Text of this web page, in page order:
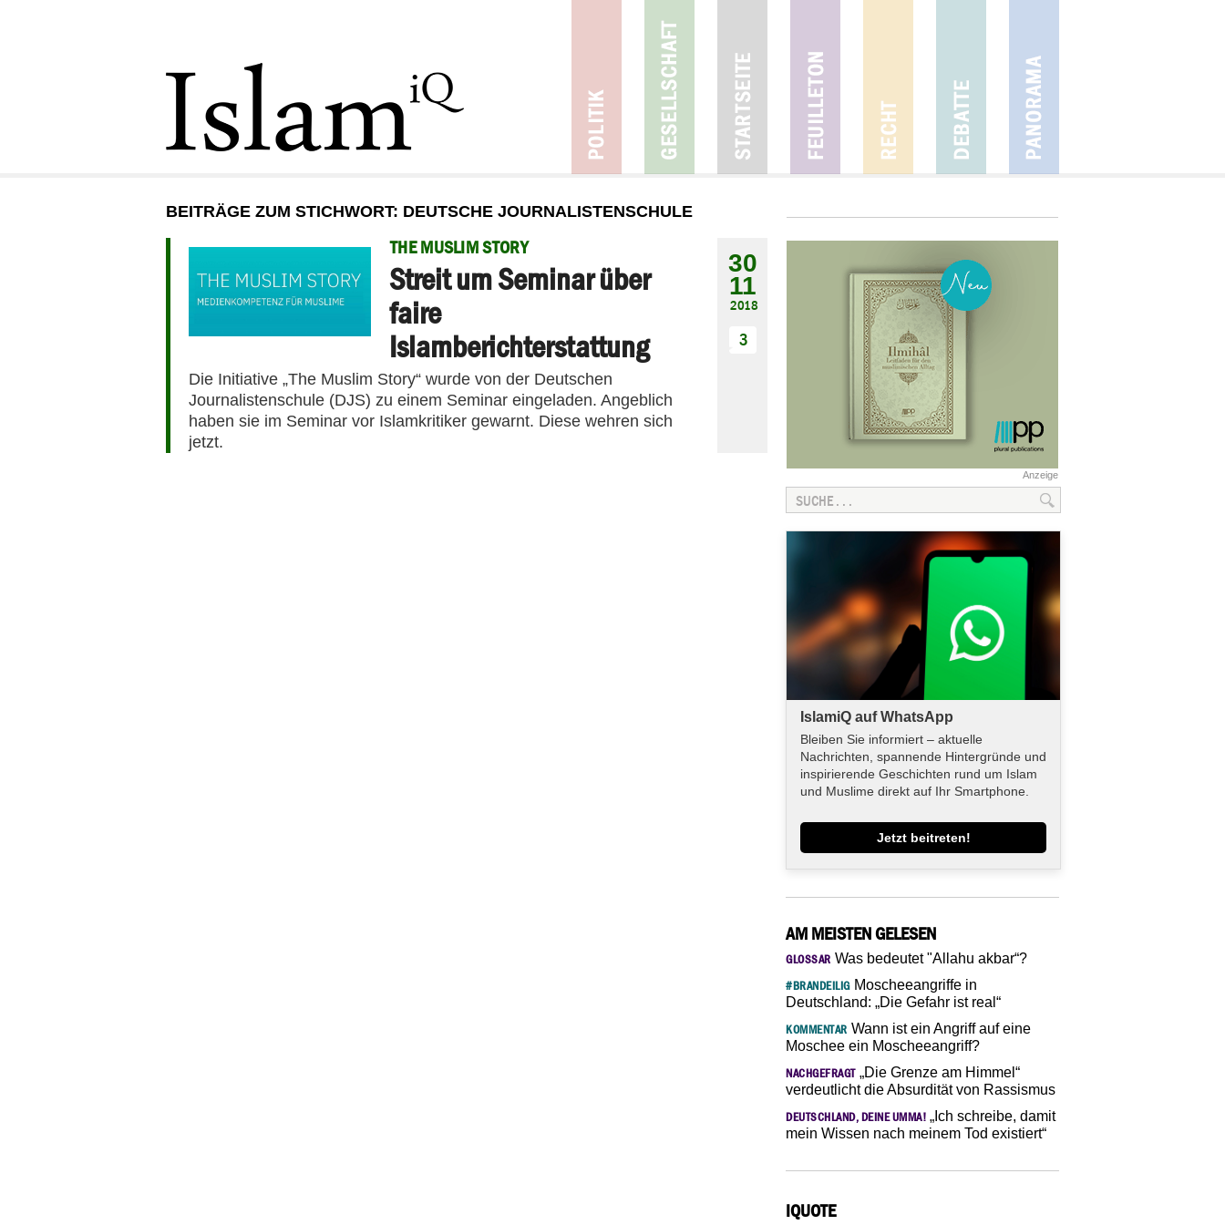
BEITRÄGE ZUM STICHWORT: DEUTSCHE JOURNALISTENSCHULE
THE MUSLIM STORY
Streit um Seminar über
faire
Islamberichterstattung
Die Initiative „The Muslim Story“ wurde von der Deutschen
Journalistenschule (DJS) zu einem Seminar eingeladen. Angeblich
haben sie im Seminar vor Islamkritiker gewarnt. Diese wehren sich
jetzt.
30
11
2018
3
Anzeige
IslamiQ auf WhatsApp
Bleiben Sie informiert – aktuelle
Nachrichten, spannende Hintergründe und
inspirierende Geschichten rund um Islam
und Muslime direkt auf Ihr Smartphone.
Jetzt beitreten!
AM MEISTEN GELESEN
GLOSSAR Was bedeutet "Allahu akbar“?
#BRANDEILIGMoscheeangriffe in
Deutschland: „Die Gefahr ist real“
KOMMENTAR Wann ist ein Angriff auf eine
Moschee ein Moscheeangriff?
NACHGEFRAGT„Die Grenze am Himmel“
verdeutlicht die Absurdität von Rassismus
DEUTSCHLAND, DEINE UMMA! „Ich schreibe, damit
mein Wissen nach meinem Tod existiert“
IQUOTE